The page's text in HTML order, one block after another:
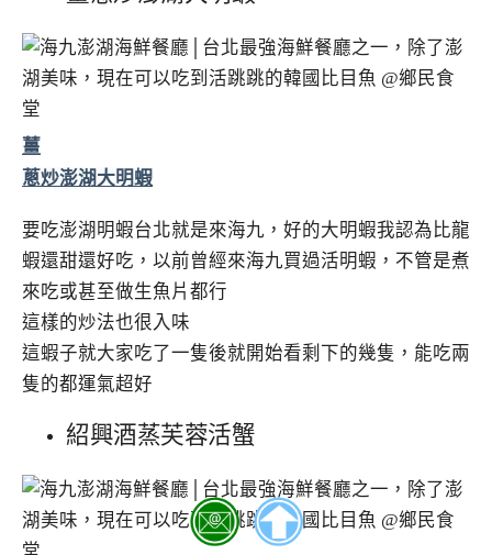
薑
蔥炒澎湖大明蝦
要吃澎湖明蝦台北就是來海九，好的大明蝦我認為比龍
蝦還甜還好吃，以前曾經來海九買過活明蝦，不管是煮
來吃或甚至做生魚片都行
這樣的炒法也很入味
這蝦子就大家吃了一隻後就開始看剩下的幾隻，能吃兩
隻的都運氣超好
紹興酒蒸芙蓉活蟹